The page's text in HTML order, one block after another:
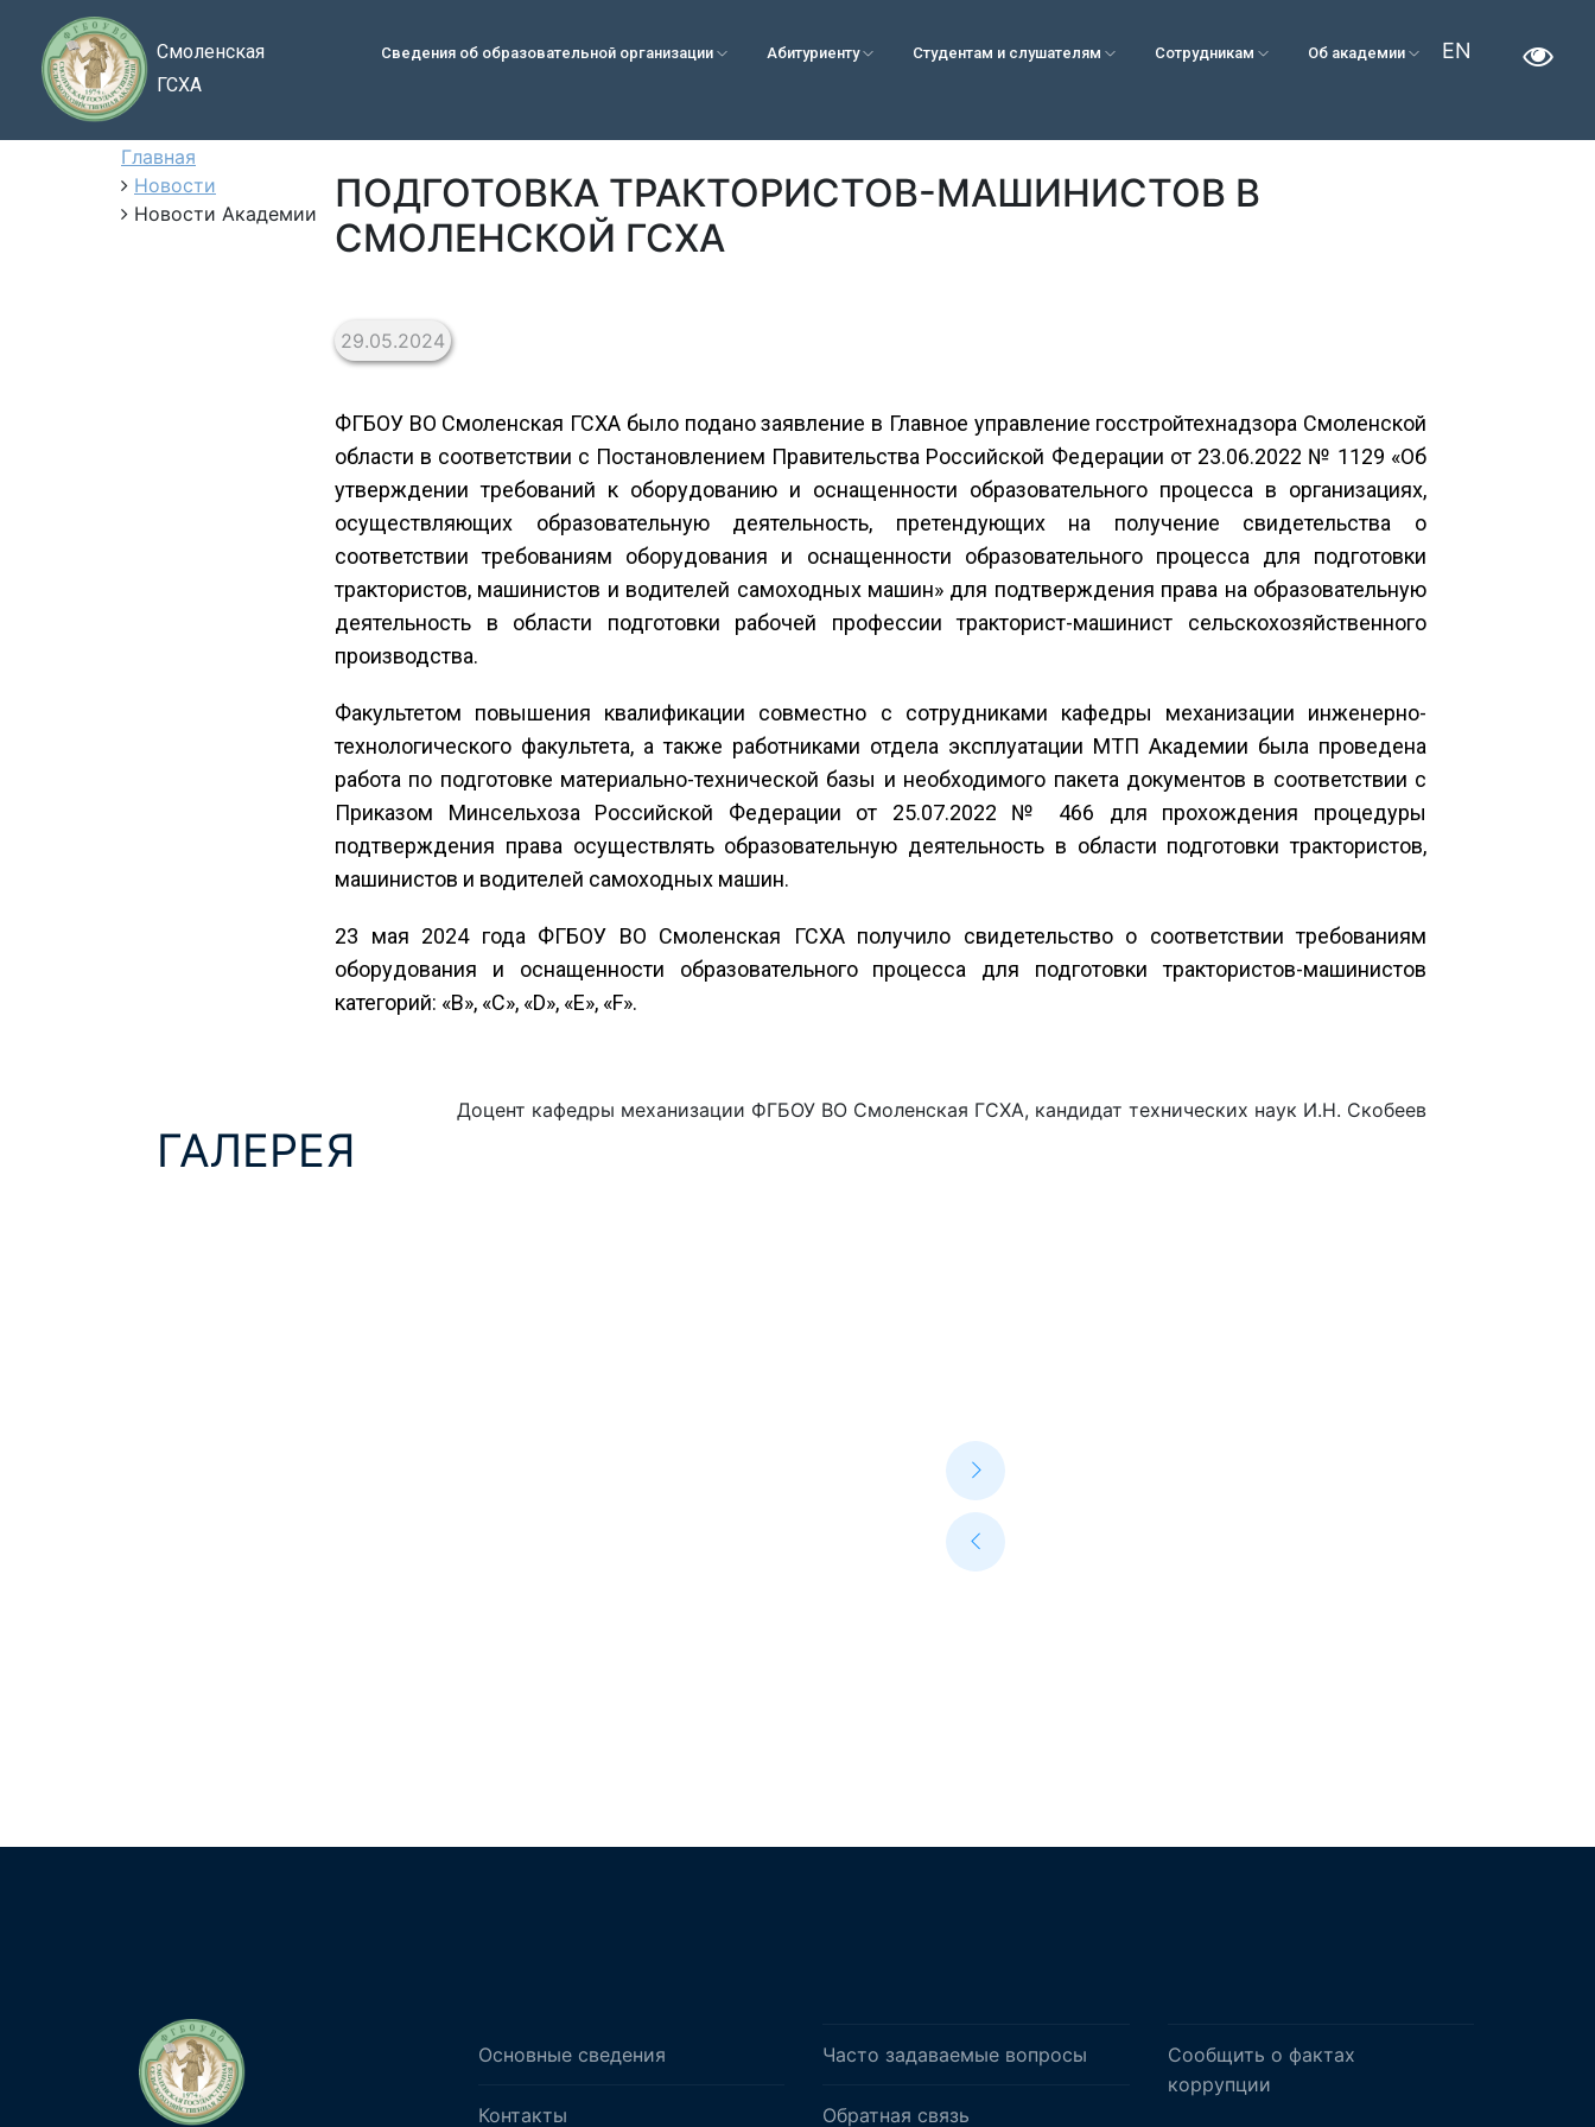
Смоленская
ГСХА
Сведения об образовательной организации Абитуриенту Студентам и слушателям Сотрудникам Об академии EN
Главная
Новости
Новости Академии
ПОДГОТОВКА ТРАКТОРИСТОВ-МАШИНИСТОВ В
СМОЛЕНСКОЙ ГСХА
29.05.2024
ФГБОУ ВО Смоленская ГСХА было подано заявление в Главное управление госстройтехнадзора Смоленской
области в соответствии с Постановлением Правительства Российской Федерации от 23.06.2022 № 1129 «Об
утверждении требований к оборудованию и оснащенности образовательного процесса в организациях,
осуществляющих образовательную деятельность, претендующих на получение свидетельства о
соответствии требованиям оборудования и оснащенности образовательного процесса для подготовки
трактористов, машинистов и водителей самоходных машин» для подтверждения права на образовательную
деятельность в области подготовки рабочей профессии тракторист-машинист сельскохозяйственного
производства.
Факультетом повышения квалификации совместно с сотрудниками кафедры механизации инженерно-
технологического факультета, а также работниками отдела эксплуатации МТП Академии была проведена
работа по подготовке материально-технической базы и необходимого пакета документов в соответствии с
Приказом Минсельхоза Российской Федерации от 25.07.2022 № 466 для прохождения процедуры
подтверждения права осуществлять образовательную деятельность в области подготовки трактористов,
машинистов и водителей самоходных машин.
23 мая 2024 года ФГБОУ ВО Смоленская ГСХА получило свидетельство о соответствии требованиям
оборудования и оснащенности образовательного процесса для подготовки трактористов-машинистов
категорий: «В», «С», «D», «E», «F».
Доцент кафедры механизации ФГБОУ ВО Смоленская ГСХА, кандидат технических наук И.Н. Скобеев
ГАЛЕРЕЯ
Основные сведения
Контакты
Часто задаваемые вопросы
Обратная связь
Сообщить о фактах
коррупции